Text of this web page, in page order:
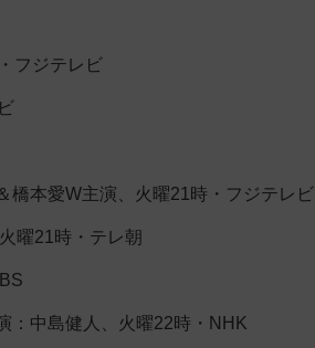
フジテレビ
橋本愛W主演、火曜21時・フジテレビ
曜21時・テレ朝
：中島健人、火曜22時・NHK